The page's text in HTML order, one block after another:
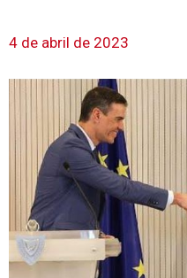
4 de abril de 2023